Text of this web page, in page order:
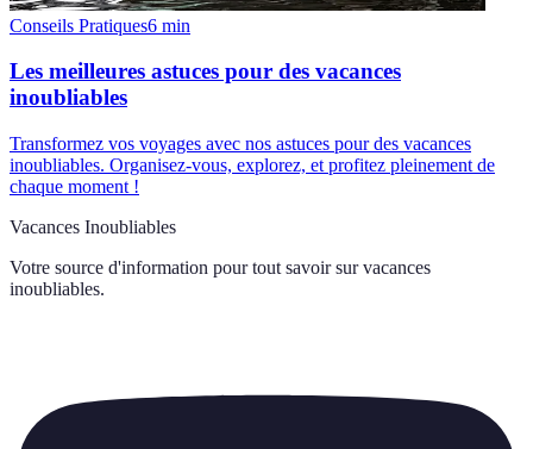
Conseils Pratiques6 min
Les meilleures astuces pour des vacances
inoubliables
Transformez vos voyages avec nos astuces pour des vacances
inoubliables. Organisez-vous, explorez, et profitez pleinement de
chaque moment !
Vacances Inoubliables
Votre source d'information pour tout savoir sur vacances
inoubliables.